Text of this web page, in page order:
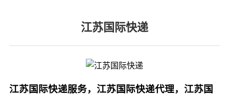
江苏国际快递
江苏国际快递服务，江苏国际快递代理，江苏国